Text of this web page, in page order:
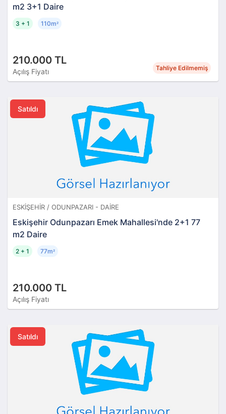
m2 3+1 Daire
210.000 TL
Açılış Fiyatı Tahliye Edilmemiş
3 + 1 110m²
Satıldı
ESKIŞEHIR / ODUNPAZARI - DAIRE
Eskişehir Odunpazarı Emek Mahallesi'nde 2+1 77
m2 Daire
210.000 TL
Açılış Fiyatı
2 + 1 77m²
Satıldı